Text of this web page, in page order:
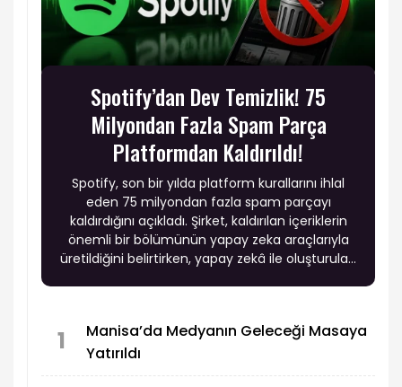
Spotify’dan Dev Temizlik! 75
Milyondan Fazla Spam Parça
Platformdan Kaldırıldı!
Spotify, son bir yılda platform kurallarını ihlal
eden 75 milyondan fazla spam parçayı
kaldırdığını açıkladı. Şirket, kaldırılan içeriklerin
önemli bir bölümünün yapay zeka araçlarıyla
üretildiğini belirtirken, yapay zekâ ile oluşturulan
1
Manisa’da Medyanın Geleceği Masaya
Yatırıldı